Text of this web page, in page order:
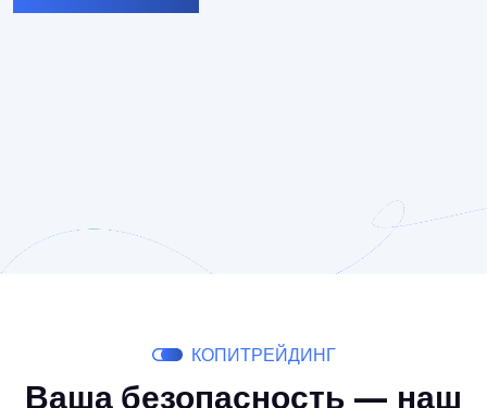
КОПИТРЕЙДИНГ
Ваша безопасность — наш